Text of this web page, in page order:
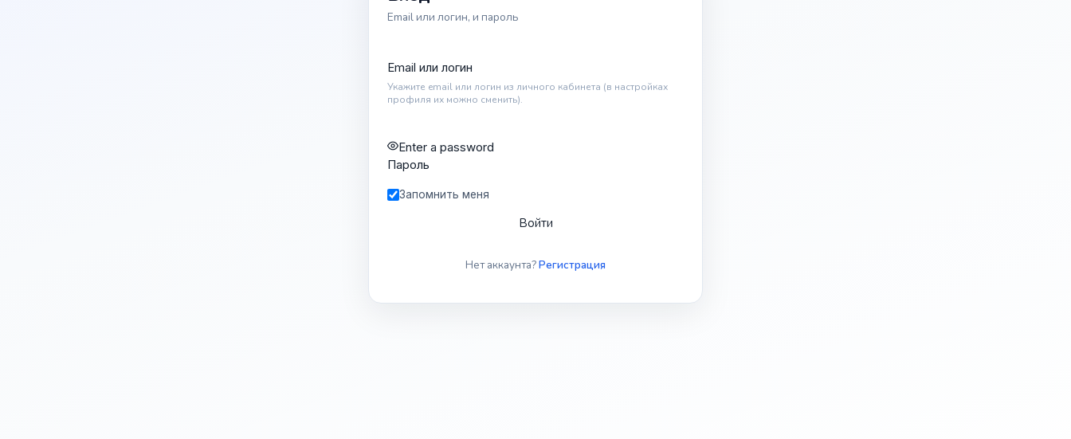
Email или логин, и пароль
Email или логин
Укажите email или логин из личного кабинета (в настройках
профиля их можно сменить).
Enter a password
Пароль
Запомнить меня
Войти
Нет аккаунта?Регистрация